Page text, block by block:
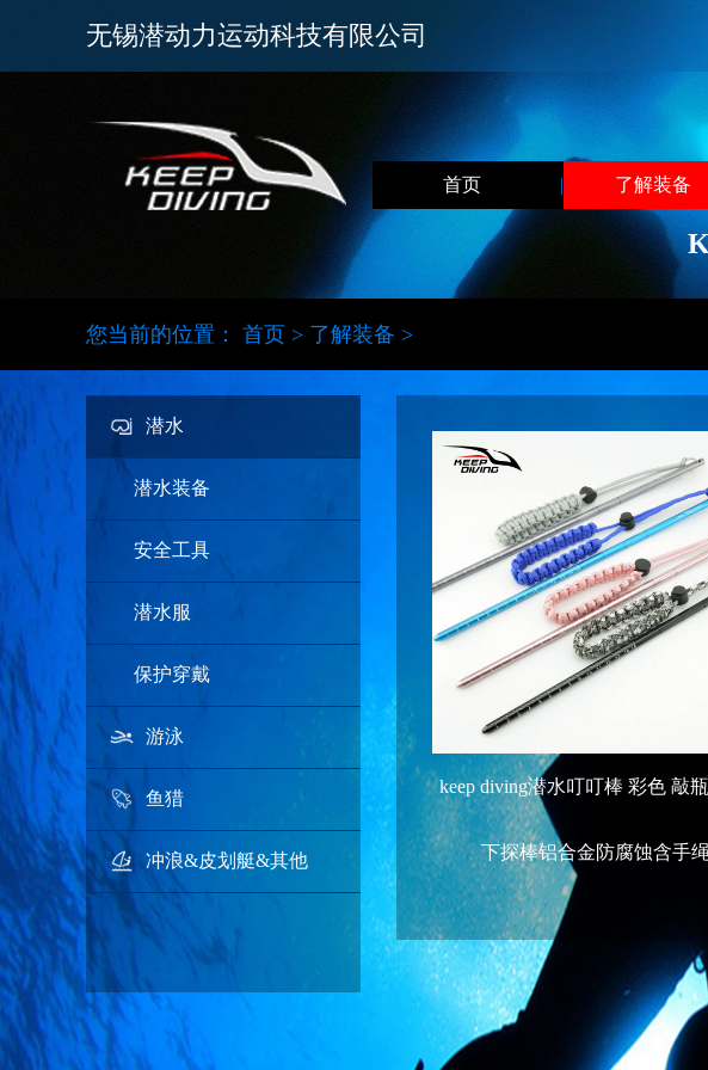
无锡潜动力运动科技有限公司
首页 | 了解装备
您当前的位置： 首页 > 了解装备 >
潜水
潜水装备
安全工具
潜水服
保护穿戴
游泳
鱼猎
冲浪&皮划艇&其他
keep diving潜水叮叮棒 彩色 敲
下探棒铝合金防腐蚀含手绳